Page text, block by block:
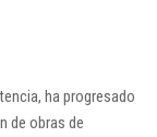
ha progresado
de obras de